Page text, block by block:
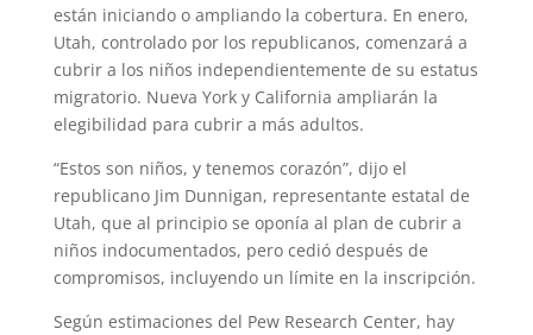
están iniciando o ampliando la cobertura. En enero,
Utah, controlado por los republicanos, comenzará a
cubrir a los niños independientemente de su estatus
migratorio. Nueva York y California ampliarán la
elegibilidad para cubrir a más adultos.
“Estos son niños, y tenemos corazón”, dijo el
republicano Jim Dunnigan, representante estatal de
Utah, que al principio se oponía al plan de cubrir a
niños indocumentados, pero cedió después de
compromisos, incluyendo un límite en la inscripción.
Según estimaciones del Pew Research Center, hay